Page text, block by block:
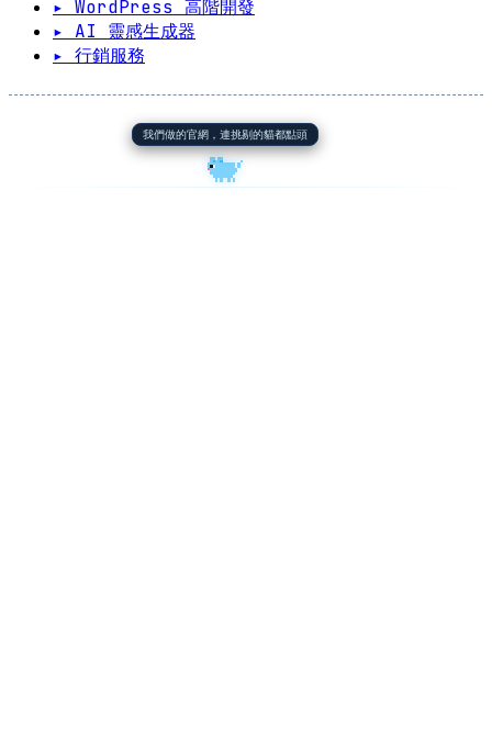
▸ WordPress 高階開發
▸ AI 靈感生成器
▸ 行銷服務
我們做的官網，連挑剔的貓都點頭